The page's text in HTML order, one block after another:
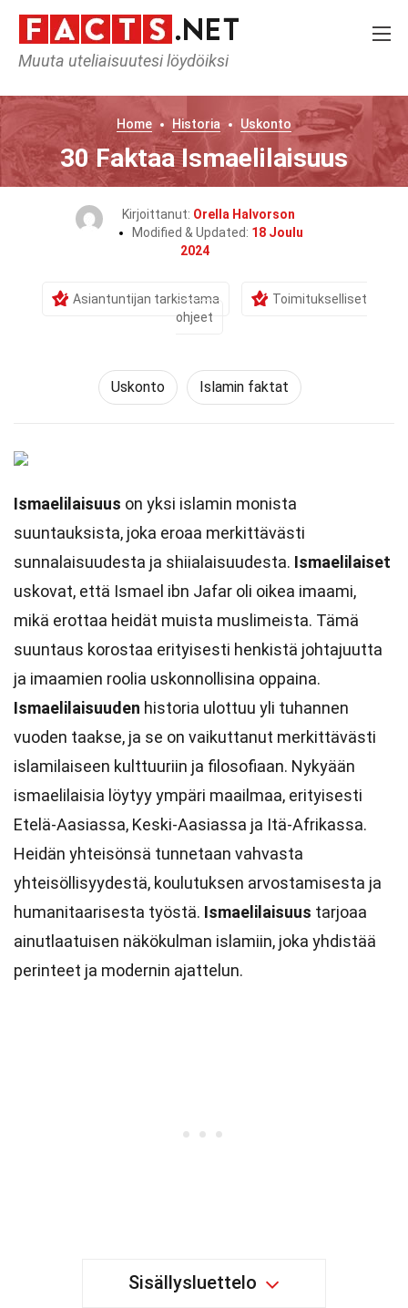
Muuta uteliaisuutesi löydöiksi
Home Historia Uskonto
30 Faktaa Ismaelilaisuus
Kirjoittanut: Orella Halvorson
Modified & Updated: 18 Joulu
2024
Asiantuntijan tarkistama
Toimitukselliset
ohjeet
Uskonto Islamin faktat
Ismaelilaisuus on yksi islamin monista
suuntauksista, joka eroaa merkittävästi
sunnalaisuudesta ja shiialaisuudesta. Ismaelilaiset
uskovat, että Ismael ibn Jafar oli oikea imaami,
mikä erottaa heidät muista muslimeista. Tämä
suuntaus korostaa erityisesti henkistä johtajuutta
ja imaamien roolia uskonnollisina oppaina.
Ismaelilaisuuden historia ulottuu yli tuhannen
vuoden taakse, ja se on vaikuttanut merkittävästi
islamilaiseen kulttuuriin ja filosofiaan. Nykyään
ismaelilaisia löytyy ympäri maailmaa, erityisesti
Etelä-Aasiassa, Keski-Aasiassa ja Itä-Afrikassa.
Heidän yhteisönsä tunnetaan vahvasta
yhteisöllisyydestä, koulutuksen arvostamisesta ja
humanitaarisesta työstä. Ismaelilaisuus tarjoaa
ainutlaatuisen näkökulman islamiin, joka yhdistää
perinteet ja modernin ajattelun.
Sisällysluettelo